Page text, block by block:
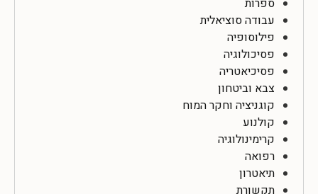
ספרות
עבודה סוציאלית
פילוסופיה
פסיכולוגיה
פסיכיאטריה
צבא וביטחון
קוגניציה וחקר המוח
קולנוע
קרימינולוגיה
רפואה
תיאטרון
תקשורת